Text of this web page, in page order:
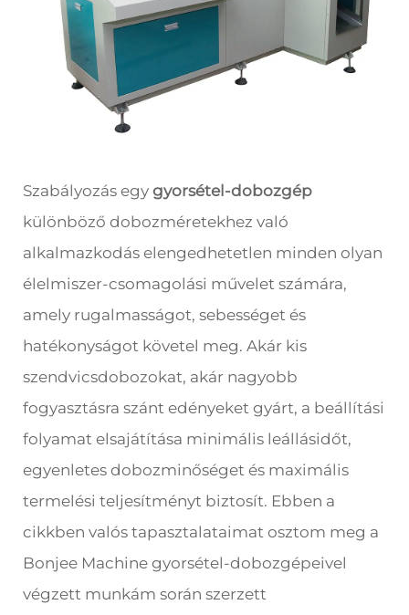
Szabályozás egy gyorsétel-dobozgép
különböző dobozméretekhez való
alkalmazkodás elengedhetetlen minden olyan
élelmiszer-csomagolási művelet számára,
amely rugalmasságot, sebességet és
hatékonyságot követel meg. Akár kis
szendvicsdobozokat, akár nagyobb
fogyasztásra szánt edényeket gyárt, a beállítási
folyamat elsajátítása minimális leállásidőt,
egyenletes dobozminőséget és maximális
termelési teljesítményt biztosít. Ebben a
cikkben valós tapasztalataimat osztom meg a
Bonjee Machine gyorsétel-dobozgépeivel
végzett munkám során szerzett